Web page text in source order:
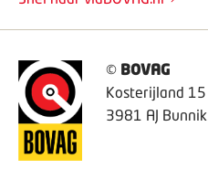
© BOVAG
Kosterijland 15
3981 AJ Bunnik